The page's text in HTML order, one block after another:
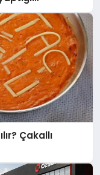
Çakallı